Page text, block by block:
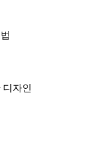
디자인